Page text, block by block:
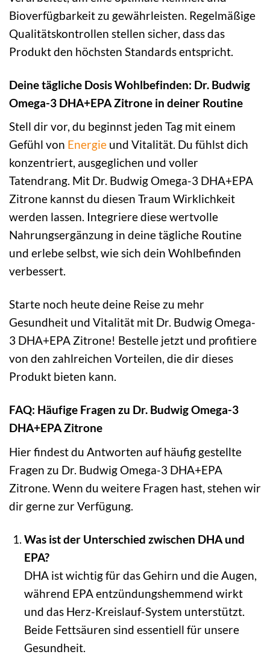
Bioverfügbarkeit zu gewährleisten. Regelmäßige
Qualitätskontrollen stellen sicher, dass das
Produkt den höchsten Standards entspricht.
Deine tägliche Dosis Wohlbefinden: Dr. Budwig
Omega-3 DHA+EPA Zitrone in deiner Routine
Stell dir vor, du beginnst jeden Tag mit einem
Gefühl von Energie und Vitalität. Du fühlst dich
konzentriert, ausgeglichen und voller
Tatendrang. Mit Dr. Budwig Omega-3 DHA+EPA
Zitrone kannst du diesen Traum Wirklichkeit
werden lassen. Integriere diese wertvolle
Nahrungsergänzung in deine tägliche Routine
und erlebe selbst, wie sich dein Wohlbefinden
verbessert.
Starte noch heute deine Reise zu mehr
Gesundheit und Vitalität mit Dr. Budwig Omega-
3 DHA+EPA Zitrone! Bestelle jetzt und profitiere
von den zahlreichen Vorteilen, die dir dieses
Produkt bieten kann.
FAQ: Häufige Fragen zu Dr. Budwig Omega-3
DHA+EPA Zitrone
Hier findest du Antworten auf häufig gestellte
Fragen zu Dr. Budwig Omega-3 DHA+EPA
Zitrone. Wenn du weitere Fragen hast, stehen wir
dir gerne zur Verfügung.
Was ist der Unterschied zwischen DHA und
EPA?
DHA ist wichtig für das Gehirn und die Augen,
während EPA entzündungshemmend wirkt
und das Herz-Kreislauf-System unterstützt.
Beide Fettsäuren sind essentiell für unsere
Gesundheit.